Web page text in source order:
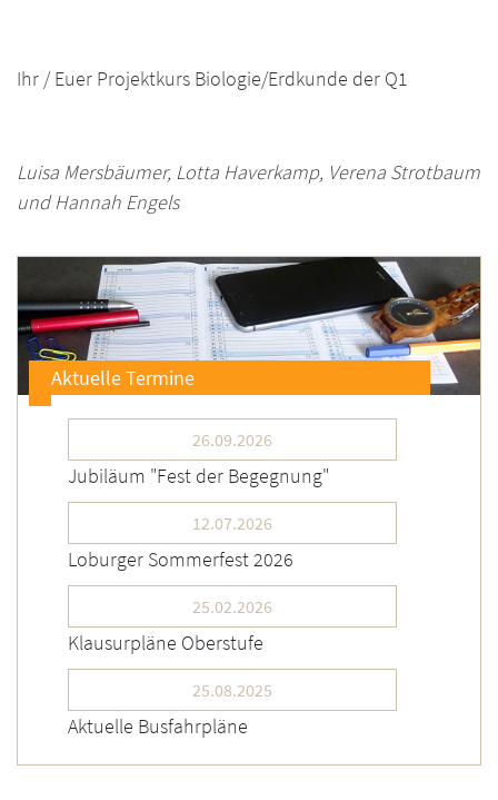
Ihr / Euer Projektkurs Biologie/Erdkunde der Q1
Luisa Mersbäumer, Lotta Haverkamp, Verena Strotbaum
und Hannah Engels
Aktuelle Termine
26.09.2026
Jubiläum "Fest der Begegnung"
12.07.2026
Loburger Sommerfest 2026
25.02.2026
Klausurpläne Oberstufe
25.08.2025
Aktuelle Busfahrpläne